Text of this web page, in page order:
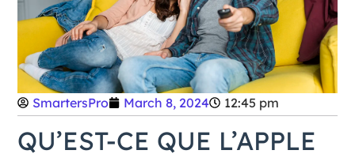
SmartersPro March 8, 2024 12:45 pm
QU’EST-CE QUE L’APPLE